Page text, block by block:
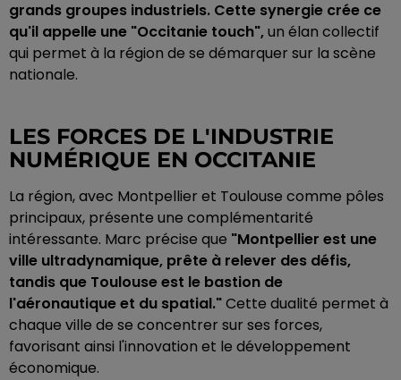
grands groupes industriels. Cette synergie crée ce
qu'il appelle une "Occitanie touch",un élan collectif
qui permet à la région de se démarquer sur la scène
nationale.
LES FORCES DE L'INDUSTRIE
NUMÉRIQUE EN OCCITANIE
La région, avec Montpellier et Toulouse comme pôles
principaux, présente une complémentarité
intéressante. Marc précise que "Montpellier est une
ville ultradynamique, prête à relever des défis,
tandis que Toulouse est le bastion de
l'aéronautique et du spatial."Cette dualité permet à
chaque ville de se concentrer sur ses forces,
favorisant ainsi l'innovation et le développement
économique.